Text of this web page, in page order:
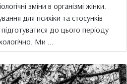
зміни в організмі жінки.
для психіки та стосунків
до цього періоду
Ми ...